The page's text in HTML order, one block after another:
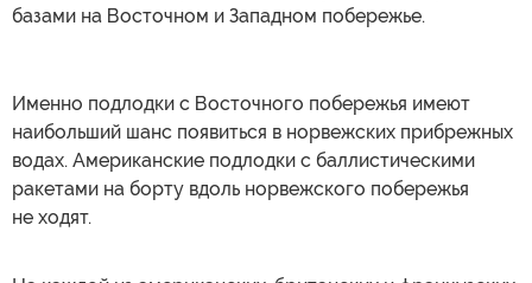
базами на Восточном и Западном побережье.
Именно подлодки с Восточного побережья имеют
наибольший шанс появиться в норвежских прибрежных
водах. Американские подлодки с баллистическими
ракетами на борту вдоль норвежского побережья
не ходят.